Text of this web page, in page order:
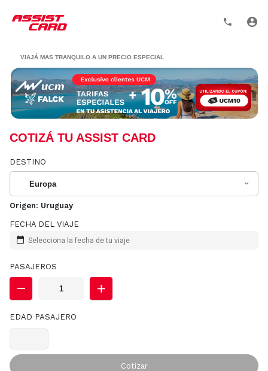
VIAJÁ MAS TRANQUILO A UN PRECIO ESPECIAL
COTIZÁ TU ASSIST CARD
DESTINO
Europa
Origen: Uruguay
FECHA DEL VIAJE
Selecciona la fecha de tu viaje
PASAJEROS
EDAD PASAJERO
Cotizar